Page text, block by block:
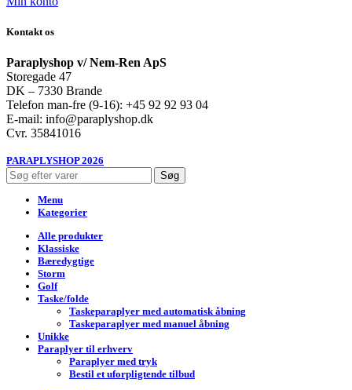
Kontakt os
Paraplyshop v/ Nem-Ren ApS
Storegade 47
DK – 7330 Brande
Telefon man-fre (9-16): +45 92 92 93 04
E-mail: info@paraplyshop.dk
Cvr. 35841016
PARAPLYSHOP 2026
Søg
Menu
Kategorier
Alle produkter
Klassiske
Bæredygtige
Storm
Golf
Taske/folde
Taskeparaplyer med automatisk åbning
Taskeparaplyer med manuel åbning
Unikke
Paraplyer til erhverv
Paraplyer med tryk
Bestil et uforpligtende tilbud